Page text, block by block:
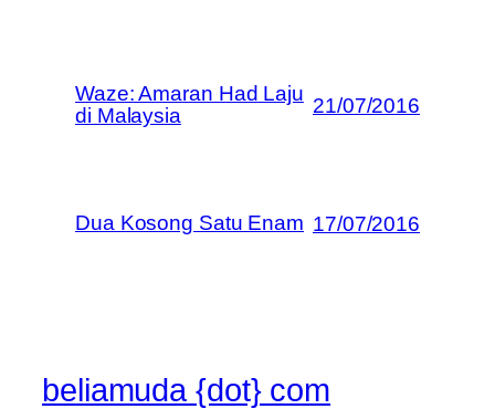
Waze: Amaran Had Laju
di Malaysia
21/07/2016
Dua Kosong Satu Enam 17/07/2016
beliamuda {dot} com